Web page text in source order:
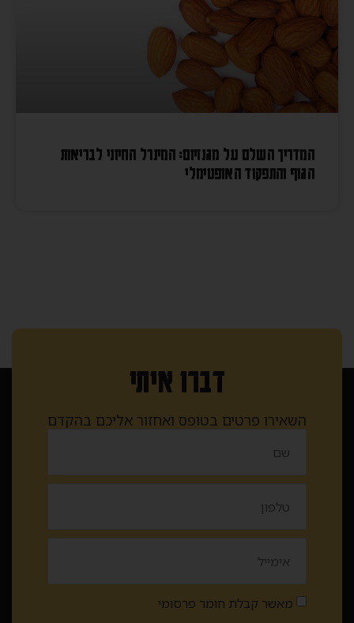
המדריך השלם על מגנזיום: המינרל החיוני לבריאות
הגוף והתפקוד האופטימלי
דברו איתי
השאירו פרטים בטופס ואחזור אליכם בהקדם
מאשר קבלת חומר פרסומי